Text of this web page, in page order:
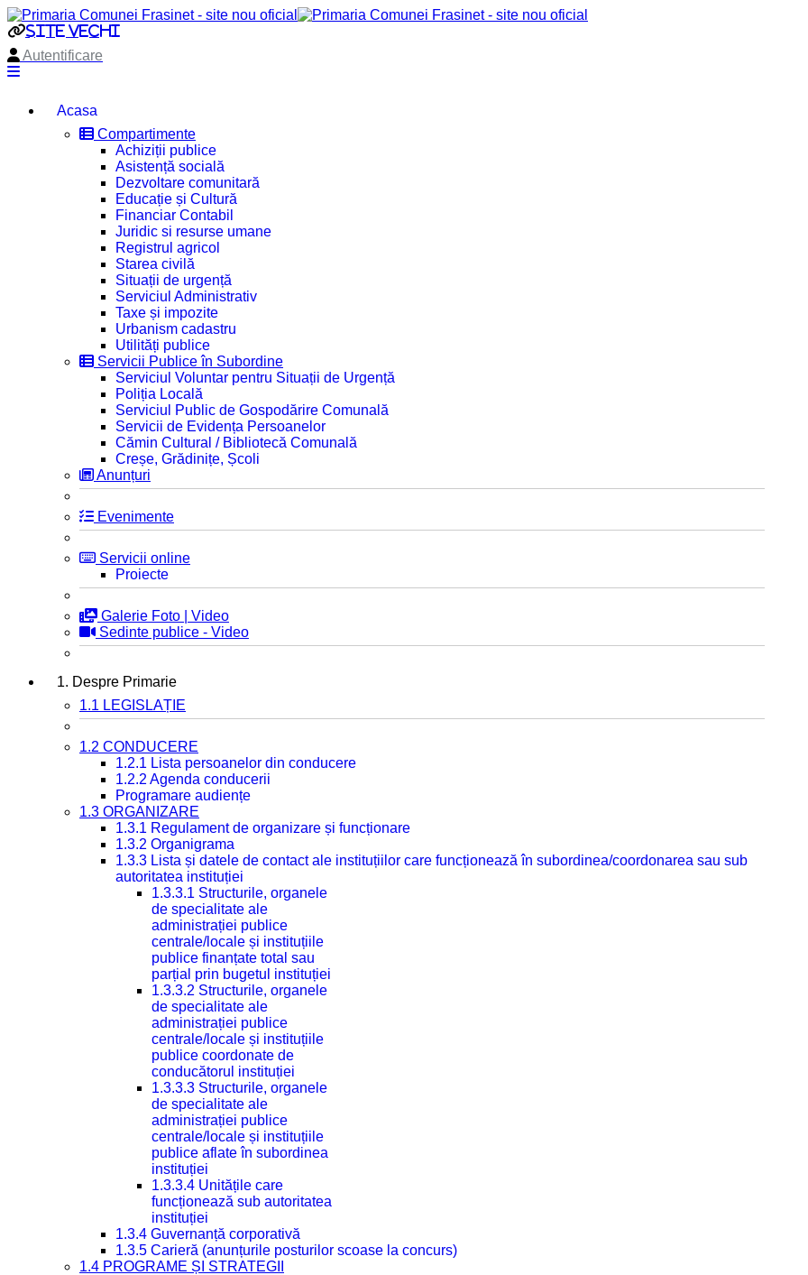
site vechi
Autentificare
Acasa
Compartimente
Achiziții publice
Asistență socială
Dezvoltare comunitară
Educație și Cultură
Financiar Contabil
Juridic si resurse umane
Registrul agricol
Starea civilă
Situații de urgență
Serviciul Administrativ
Taxe și impozite
Urbanism cadastru
Utilități publice
Servicii Publice în Subordine
Serviciul Voluntar pentru Situații de Urgență
Poliția Locală
Serviciul Public de Gospodărire Comunală
Servicii de Evidența Persoanelor
Cămin Cultural / Bibliotecă Comunală
Creșe, Grădinițe, Școli
Anunțuri
Evenimente
Servicii online
Proiecte
Galerie Foto | Video
Sedinte publice - Video
1. Despre Primarie
1.1 LEGISLAȚIE
1.2 CONDUCERE
1.2.1 Lista persoanelor din conducere
1.2.2 Agenda conducerii
Programare audiențe
1.3 ORGANIZARE
1.3.1 Regulament de organizare și funcționare
1.3.2 Organigrama
1.3.3 Lista și datele de contact ale instituțiilor care funcționează în subordinea/coordonarea sau sub
autoritatea instituției
1.3.3.1 Structurile, organele
de specialitate ale
administrației publice
centrale/locale și instituțiile
publice finanțate total sau
parțial prin bugetul instituției
1.3.3.2 Structurile, organele
de specialitate ale
administrației publice
centrale/locale și instituțiile
publice coordonate de
conducătorul instituției
1.3.3.3 Structurile, organele
de specialitate ale
administrației publice
centrale/locale și instituțiile
publice aflate în subordinea
instituției
1.3.3.4 Unitățile care
funcționează sub autoritatea
instituției
1.3.4 Guvernanță corporativă
1.3.5 Carieră (anunțurile posturilor scoase la concurs)
1.4 PROGRAME ȘI STRATEGII